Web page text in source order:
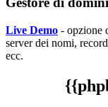
Live Demo - opzione
server dei nomi,
ecc.
{{